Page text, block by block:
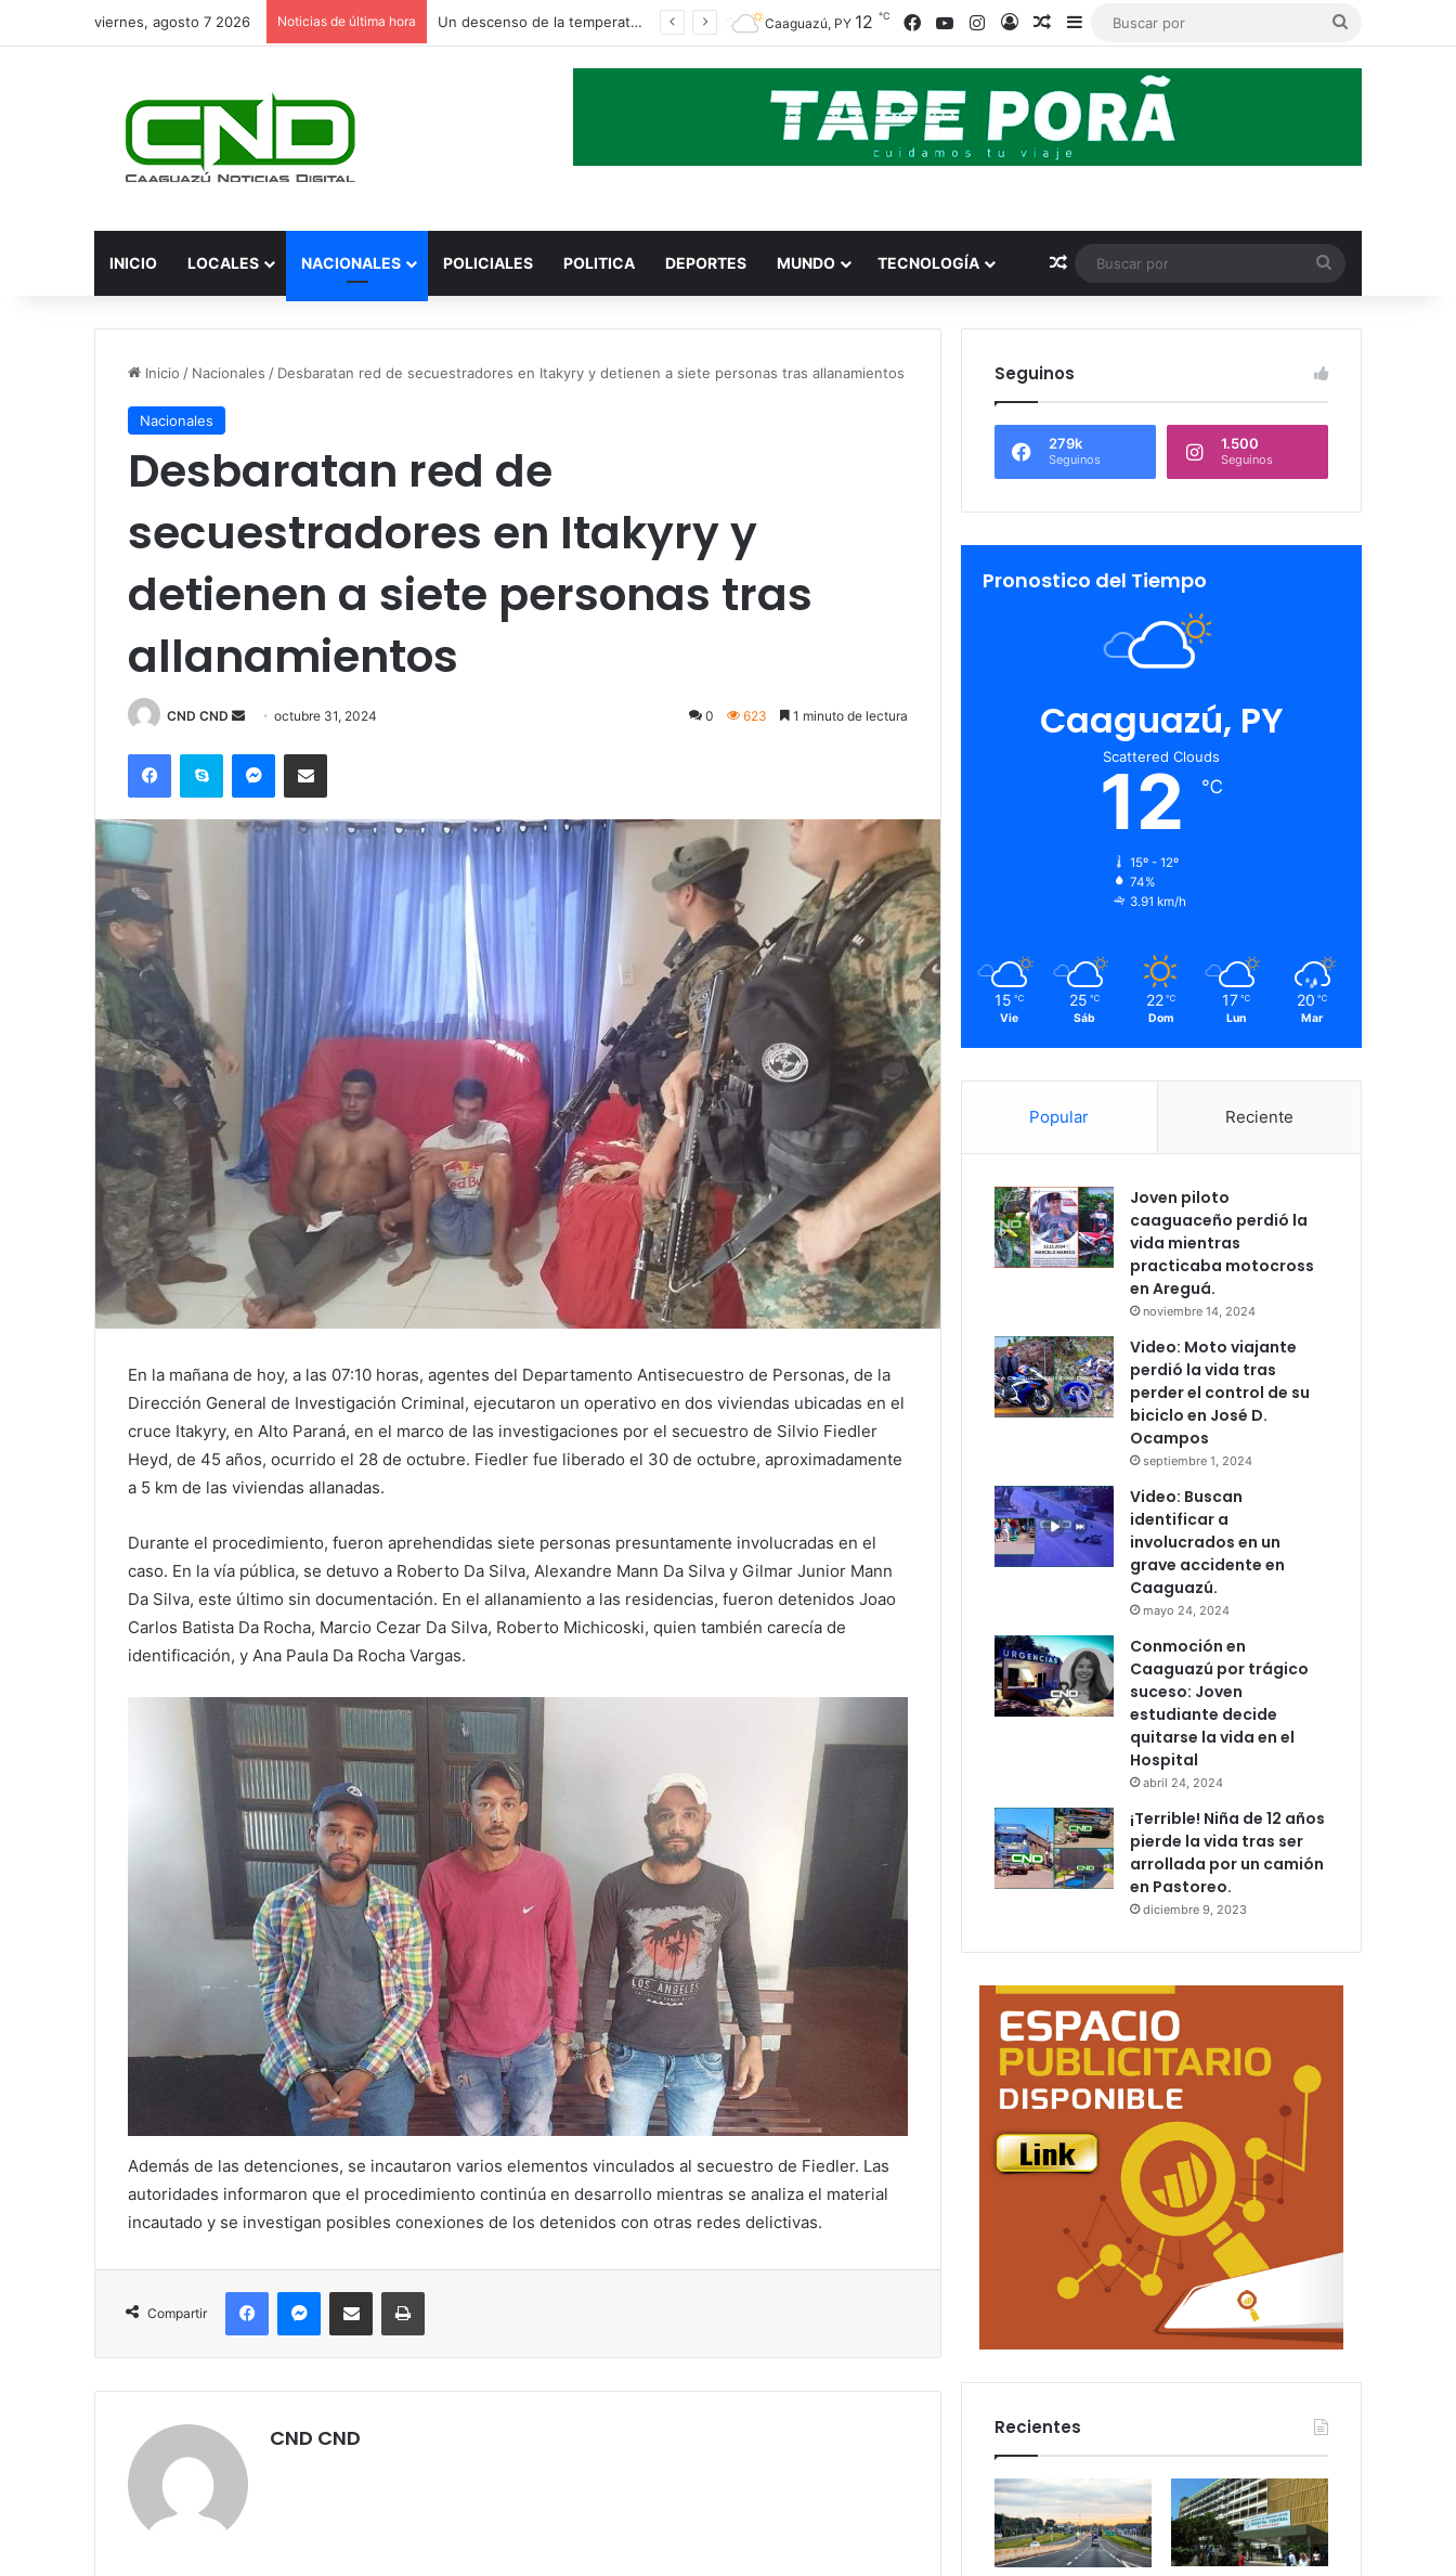
viernes, agosto 7 2026 Noticias de última hora Un descenso de la temperatura llega este viernes, en torno a los 13°C Caaguazú, PY 12 ℃ Facebook
YouTubeInstagram
AccesoPublicación al azar
Barra lateral
INICIO LOCALES NACIONALES POLICIALES POLITICA DEPORTES MUNDO TECNOLOGÍA Publicación al azar
por
Inicio / Nacionales / Desbaratan red de secuestradores en Itakyry y detienen a siete personas tras allanamientos
Nacionales
Desbaratan red de
secuestradores en Itakyry y
detienen a siete personas tras
allanamientos
CND CND
Send
email
octubre 31, 2024 0 623 1 minuto de lectura
FacebookSkype MessengerCompartir por correo electrónico
En la mañana de hoy, a las 07:10 horas, agentes del Departamento Antisecuestro de Personas, de la
Dirección General de Investigación Criminal, ejecutaron un operativo en dos viviendas ubicadas en el
cruce Itakyry, en Alto Paraná, en el marco de las investigaciones por el secuestro de Silvio Fiedler
Heyd, de 45 años, ocurrido el 28 de octubre. Fiedler fue liberado el 30 de octubre, aproximadamente
a 5 km de las viviendas allanadas.
Durante el procedimiento, fueron aprehendidas siete personas presuntamente involucradas en el
caso. En la vía pública, se detuvo a Roberto Da Silva, Alexandre Mann Da Silva y Gilmar Junior Mann
Da Silva, este último sin documentación. En el allanamiento a las residencias, fueron detenidos Joao
Carlos Batista Da Rocha, Marcio Cezar Da Silva, Roberto Michicoski, quien también carecía de
identificación, y Ana Paula Da Rocha Vargas.
Además de las detenciones, se incautaron varios elementos vinculados al secuestro de Fiedler. Las
autoridades informaron que el procedimiento continúa en desarrollo mientras se analiza el material
incautado y se investigan posibles conexiones de los detenidos con otras redes delictivas.
Compartir
FacebookMessengerCompartir por correo electrónicoImprimir
CND CND
Seguinos
279k
Seguinos
1.500
Seguinos
Pronostico del Tiempo
Caaguazú, PY
Scattered Clouds
12 ℃
15º - 12º
74%
3.91 km/h
15 ℃
Vie
25 ℃
Sáb
22 ℃
Dom
17 ℃
Lun
20 ℃
Mar
Popular Reciente
Joven piloto
caaguaceño perdió la
vida mientras
practicaba motocross
en Areguá.
noviembre 14, 2024
Video: Moto viajante
perdió la vida tras
perder el control de su
biciclo en José D.
Ocampos
septiembre 1, 2024
Video: Buscan
identificar a
involucrados en un
grave accidente en
Caaguazú.
mayo 24, 2024
Conmoción en
Caaguazú por trágico
suceso: Joven
estudiante decide
quitarse la vida en el
Hospital
abril 24, 2024
¡Terrible! Niña de 12 años
pierde la vida tras ser
arrollada por un camión
en Pastoreo.
diciembre 9, 2023
Recientes